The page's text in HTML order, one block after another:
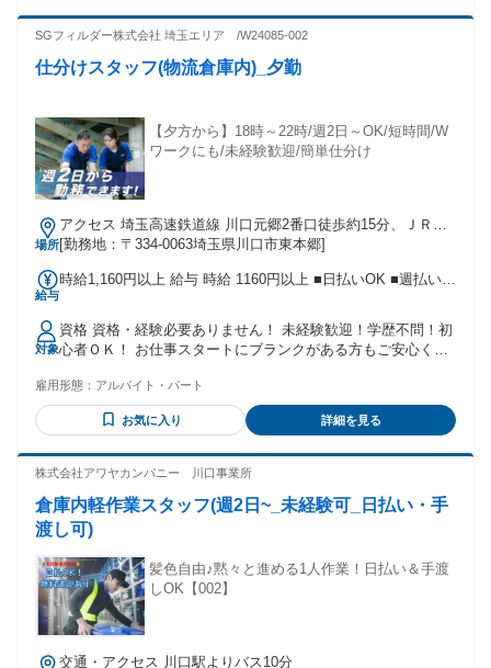
働けますよ。 年齢の条件と理由：あり（22時以降 例外事由2
SGフィルダー株式会社 埼玉エリア /W24085-002
仕分けスタッフ(物流倉庫内)_夕勤
【夕方から】18時～22時/週2日～OK/短時間/W
ワークにも/未経験歓迎/簡単仕分け
場所
アクセス 埼玉高速鉄道線 川口元郷2番口徒歩約15分、ＪＲ京
浜東北線 川口東口徒歩約16分、埼玉高速鉄道線 南鳩ヶ谷2番
[勤務地：〒334-0063埼玉県川口市東本郷]
給与
時給1,160円以上 給与 時給 1160円以上 ■日払いOK ■週払い
対象
資格 資格・経験必要ありません！ 未経験歓迎！学歴不問！初
心者ＯＫ！ お仕事スタートにブランクがある方もご安心くだ
雇用形態： アルバイト・パート
お気に入り 詳細を見る
株式会社アワヤカンパニー 川口事業所
倉庫内軽作業スタッフ(週2日~_未経験可_日払い・手
渡し可)
髪色自由♪黙々と進める1人作業！日払い＆手渡
しOK【002】
交通・アクセス 川口駅よりバス10分